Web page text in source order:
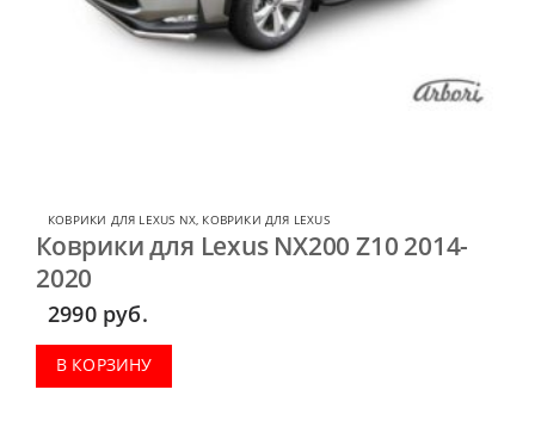
КОВРИКИ ДЛЯ LEXUS NX, КОВРИКИ ДЛЯ LEXUS
Коврики для Lexus NX200 Z10 2014-
2020
2990 руб.
В КОРЗИНУ